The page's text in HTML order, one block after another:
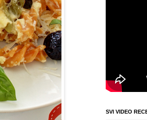
SVI VIDEO